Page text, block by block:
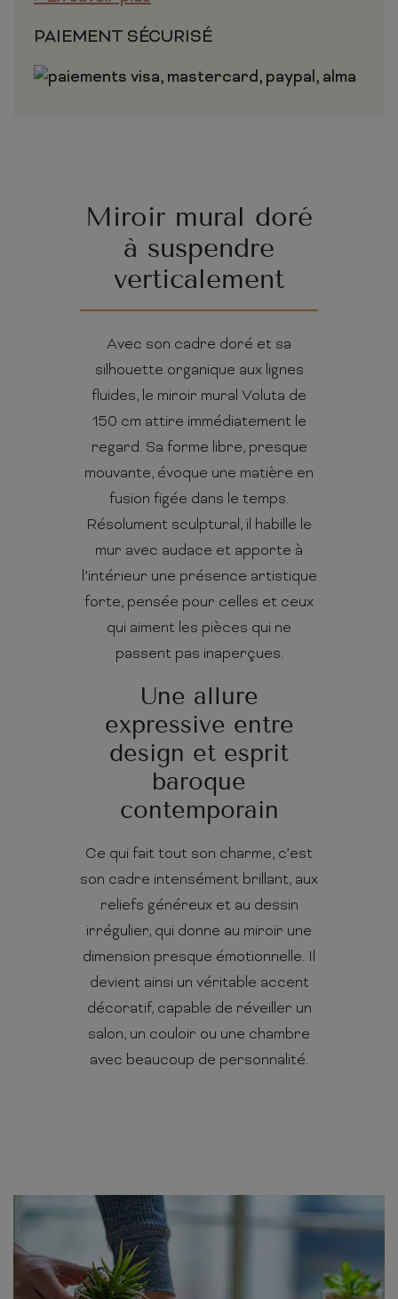
PAIEMENT SÉCURISÉ
Miroir mural doré
à suspendre
verticalement
Avec son cadre doré et sa
silhouette organique aux lignes
fluides, le miroir mural Voluta de
150 cm attire immédiatement le
regard. Sa forme libre, presque
mouvante, évoque une matière en
fusion figée dans le temps.
Résolument sculptural, il habille le
mur avec audace et apporte à
l’intérieur une présence artistique
forte, pensée pour celles et ceux
qui aiment les pièces qui ne
passent pas inaperçues.
Une allure
expressive entre
design et esprit
baroque
contemporain
Ce qui fait tout son charme, c’est
son cadre intensément brillant, aux
reliefs généreux et au dessin
irrégulier, qui donne au miroir une
dimension presque émotionnelle. Il
devient ainsi un véritable accent
décoratif, capable de réveiller un
salon, un couloir ou une chambre
avec beaucoup de personnalité.